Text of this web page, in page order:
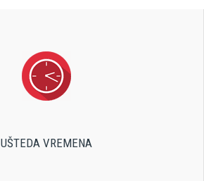
UŠTEDA VREMENA